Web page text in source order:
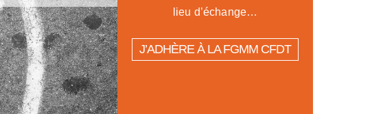
lieu d’échange…
J’ADHÈRE À LA FGMM CFDT